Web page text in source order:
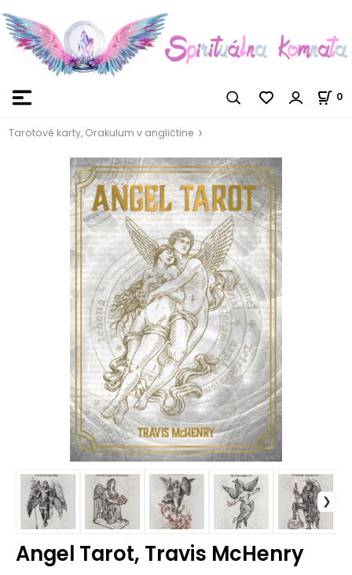
0
Tarotové karty, Orakulum v angličtine
Angel Tarot, Travis McHenry